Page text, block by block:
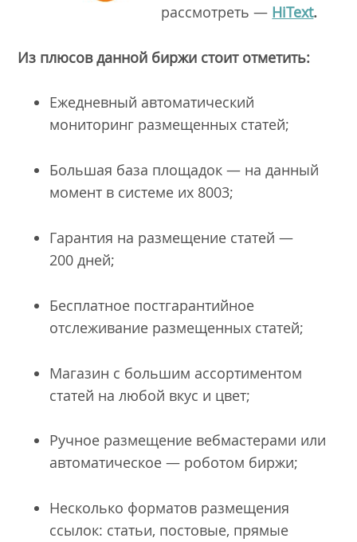
рассмотреть — HiText.
Из плюсов данной биржи стоит отметить:
Ежедневный автоматический
мониторинг размещенных статей;
Большая база площадок — на данный
момент в системе их 8003;
Гарантия на размещение статей —
200 дней;
Бесплатное постгарантийное
отслеживание размещенных статей;
Магазин с большим ассортиментом
статей на любой вкус и цвет;
Ручное размещение вебмастерами или
автоматическое — роботом биржи;
Несколько форматов размещения
ссылок: статьи, постовые, прямые